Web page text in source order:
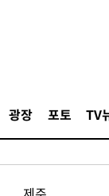
광장 포토 TV